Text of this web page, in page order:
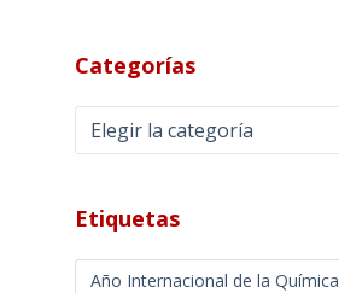
Categorías
Categorías
Etiquetas
Año Internacional de la Química